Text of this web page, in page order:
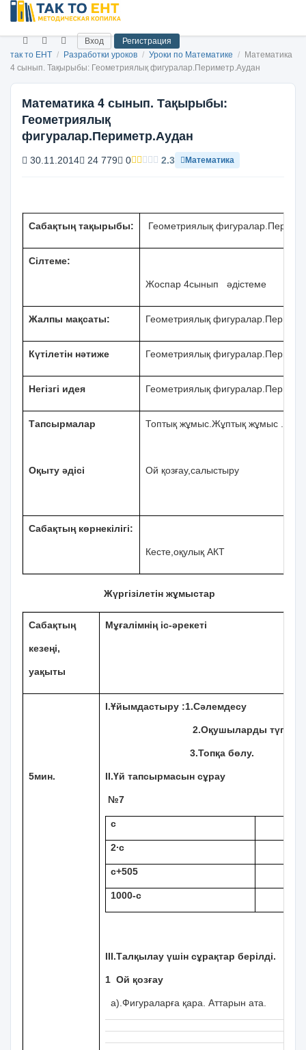
Вход
Регистрация
так то ЕНТ / Разработки уроков / Уроки по Математике /
Математика
4 сынып. Тақырыбы: Геометриялық фигуралар.Периметр.Аудан
Математика 4 сынып. Тақырыбы:
Геометриялық
фигуралар.Периметр.Аудан
30.11.2014 24 779 0 2.3 Математика
Сабақтың тақырыбы: Геометриялық
Сілтеме:
Жоспар 4сынып әдістеме
Жалпы мақсаты: Геометриялық
Күтілетін нәтиже Геометриялық
Негізгі идея Геометриялық
Тапсырмалар
Оқыту әдісі
Топтық жұмыс.Жұптық жұмыс
Ой қозғау,салыстыру
Сабақтың көрнекілігі:
Кесте,оқулық АКТ
Жүргізілетін жұмыстар
Сабақтың
кезеңі,
уақыты
Мұғалімнің іс-әрекеті
5мин.
І.Ұйымдастыру :1.Сәлемдесу
2.Оқушыларды
3.Топқа бөлу.
ІІ.Үй тапсырмасын сұрау
№7
с
2∙с
с+505
1000-с
ІІІ.Талқылау үшін сұрақтар берілді.
1 Ой қозғау
а).Фигураларға қара. Аттарын ата.